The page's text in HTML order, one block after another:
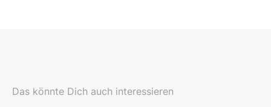
Das könnte Dich auch interessieren